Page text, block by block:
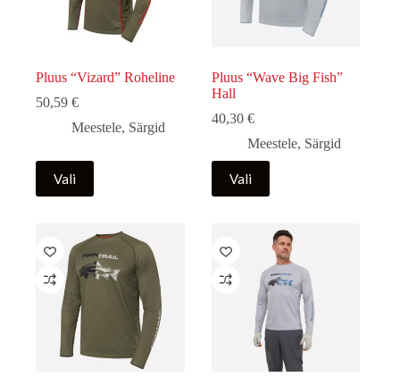
Pluus “Vizard” Roheline
50,59 €
Meestele, Särgid
Vali
Sellel
tootel
on
Valikuid
teha
tootelehel.
Pluus “Wave Big Fish”
Hall
40,30 €
Meestele, Särgid
Vali
Sellel
tootel
on
Valikuid
teha
tootelehel.